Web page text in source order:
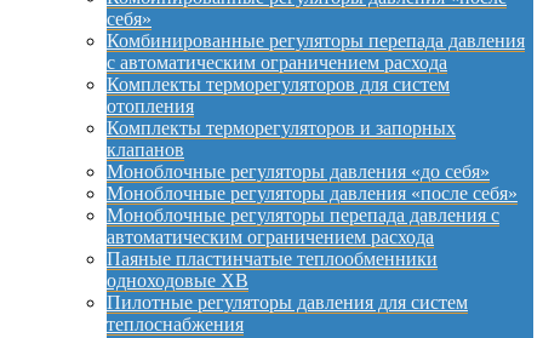
себя»
Комбинированные регуляторы перепада давления
с автоматическим ограничением расхода
Комплекты терморегуляторов для систем
отопления
Комплекты терморегуляторов и запорных
клапанов
Моноблочные регуляторы давления «до себя»
Моноблочные регуляторы давления «после себя»
Моноблочные регуляторы перепада давления с
автоматическим ограничением расхода
Паяные пластинчатые теплообменники
одноходовые XB
Пилотные регуляторы давления для систем
теплоснабжения